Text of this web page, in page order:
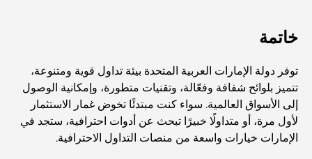
أغنى عشر دول في العالم
أنشطة يمكنك القيام بها مع الأطفال في دبي: دليل عائلي شامل
أفضل المنتجعات الشاطئية في دبي لقضاء عطلة فاخرة
خاتمة
توفر دولة الإمارات العربية المتحدة بيئة تداول قوية ومتنوعة،
تتميز بلوائح شفافة وفعّالة، وتقنيات متطورة، وإمكانية الوصول
إلى الأسواق العالمية. سواء كنت مبتدئًا تخوض غمار الاستثمار
لأول مرة، أو متداولًا خبيرًا تبحث عن أدوات احترافية، ستجد في
الإمارات خيارات واسعة من منصات التداول الاحترافية.